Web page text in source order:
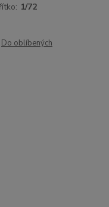
1/72
Do oblíbených